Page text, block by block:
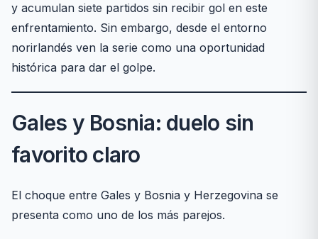
y acumulan siete partidos sin recibir gol en este
enfrentamiento. Sin embargo, desde el entorno
norirlandés ven la serie como una oportunidad
histórica para dar el golpe.
Gales y Bosnia: duelo sin
favorito claro
El choque entre Gales y Bosnia y Herzegovina se
presenta como uno de los más parejos.